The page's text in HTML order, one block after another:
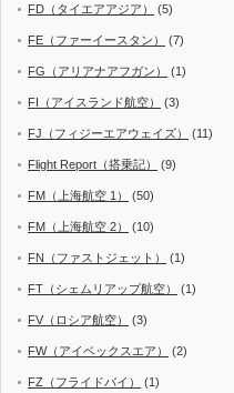
FD（タイエアアジア） (5)
FE（ファーイースタン） (7)
FG（アリアナアフガン） (1)
FI（アイスランド航空） (3)
FJ（フィジーエアウェイズ） (11)
Flight Report（搭乗記） (9)
FM（上海航空 1） (50)
FM（上海航空 2） (10)
FN（ファストジェット） (1)
FT（シェムリアップ航空） (1)
FV（ロシア航空） (3)
FW（アイベックスエア） (2)
FZ（フライドバイ） (1)